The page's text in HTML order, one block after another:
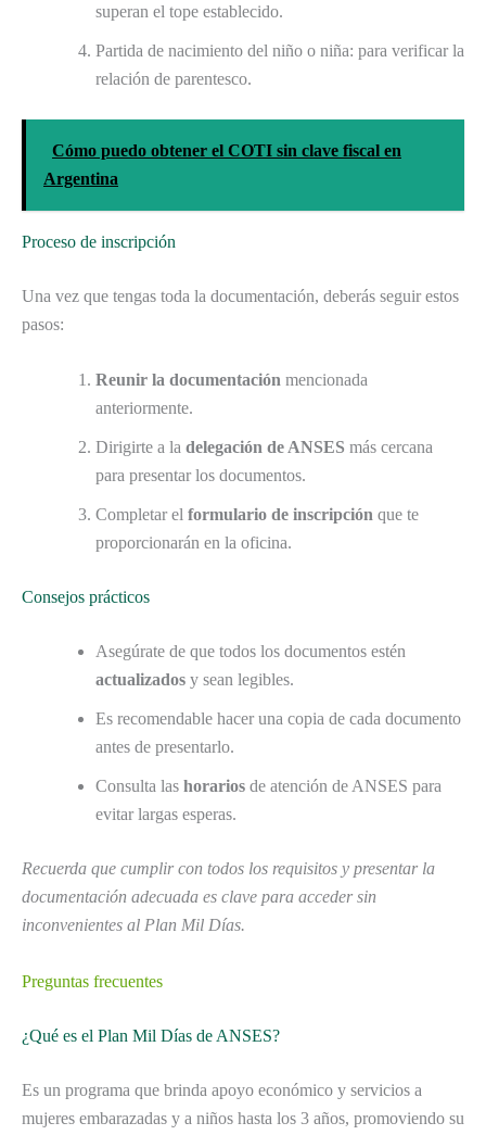
superan el tope establecido.
Partida de nacimiento del niño o niña: para verificar la
relación de parentesco.
Cómo puedo obtener el COTI sin clave fiscal en
Argentina
Proceso de inscripción
Una vez que tengas toda la documentación, deberás seguir estos
pasos:
Reunir la documentación mencionada
anteriormente.
Dirigirte a la delegación de ANSES más cercana
para presentar los documentos.
Completar el formulario de inscripción que te
proporcionarán en la oficina.
Consejos prácticos
Asegúrate de que todos los documentos estén
actualizados y sean legibles.
Es recomendable hacer una copia de cada documento
antes de presentarlo.
Consulta las horarios de atención de ANSES para
evitar largas esperas.
Recuerda que cumplir con todos los requisitos y presentar la
documentación adecuada es clave para acceder sin
inconvenientes al Plan Mil Días.
Preguntas frecuentes
¿Qué es el Plan Mil Días de ANSES?
Es un programa que brinda apoyo económico y servicios a
mujeres embarazadas y a niños hasta los 3 años, promoviendo su